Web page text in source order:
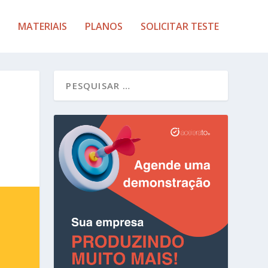
MATERIAIS PLANOS SOLICITAR TESTE